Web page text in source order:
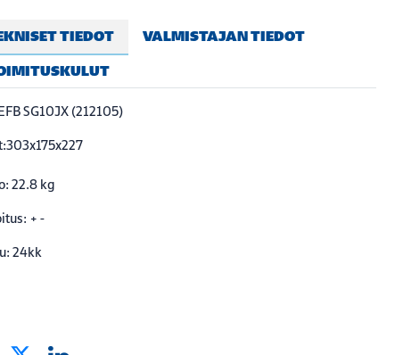
TIEDOT
VALMISTAJAN TIEDOT
SG10JX (212105)
22.8 kg
+ -
24kk